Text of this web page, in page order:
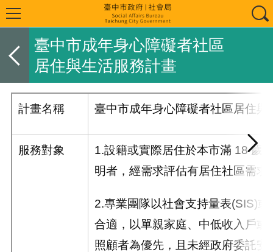
臺中市成年身心障礙者社區
居住與生活服務計畫
計畫名稱 臺中市成年身心障礙者社區居住與
服務對象 1.設籍或實際居住於本市滿 18歲
明者，經需求評估有居住社區需求
2.專業團隊以社會支持量表(SIS)
合適，以單親家庭、中低收入戶或
照顧者為優先，且未經政府委託安